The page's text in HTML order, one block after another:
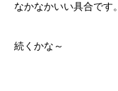
なかなかいい具合です。
続くかな～